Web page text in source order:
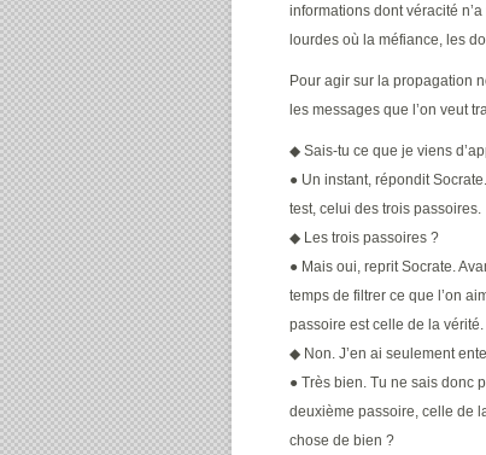
informations dont véracité
lourdes où la méfiance, les
Pour agir sur la propagation
les messages que l’on veut
◆ Sais-tu ce que je viens
● Un instant, répondit
test, celui des trois passoires.
◆ Les trois passoires ?
● Mais oui, reprit Socrate.
temps de filtrer ce que l’on
passoire est celle de la
◆ Non. J’en ai seulement
● Très bien. Tu ne sais donc
deuxième passoire, celle de
chose de bien ?